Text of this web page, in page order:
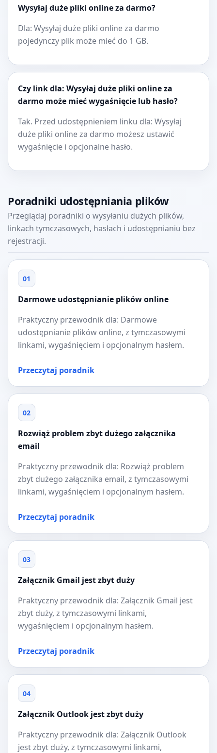
Wysyłaj duże pliki online za darmo?
Dla: Wysyłaj duże pliki online za darmo
pojedynczy plik może mieć do 1 GB.
Czy link dla: Wysyłaj duże pliki online za
darmo może mieć wygaśnięcie lub hasło?
Tak. Przed udostępnieniem linku dla: Wysyłaj
duże pliki online za darmo możesz ustawić
wygaśnięcie i opcjonalne hasło.
Poradniki udostępniania plików
Przeglądaj poradniki o wysyłaniu dużych plików,
linkach tymczasowych, hasłach i udostępnianiu bez
rejestracji.
01
Darmowe udostępnianie plików online
Praktyczny przewodnik dla: Darmowe
udostępnianie plików online, z tymczasowymi
linkami, wygaśnięciem i opcjonalnym hasłem.
Przeczytaj poradnik
02
Rozwiąż problem zbyt dużego załącznika
email
Praktyczny przewodnik dla: Rozwiąż problem
zbyt dużego załącznika email, z tymczasowymi
linkami, wygaśnięciem i opcjonalnym hasłem.
Przeczytaj poradnik
03
Załącznik Gmail jest zbyt duży
Praktyczny przewodnik dla: Załącznik Gmail jest
zbyt duży, z tymczasowymi linkami,
wygaśnięciem i opcjonalnym hasłem.
Przeczytaj poradnik
04
Załącznik Outlook jest zbyt duży
Praktyczny przewodnik dla: Załącznik Outlook
jest zbyt duży, z tymczasowymi linkami,